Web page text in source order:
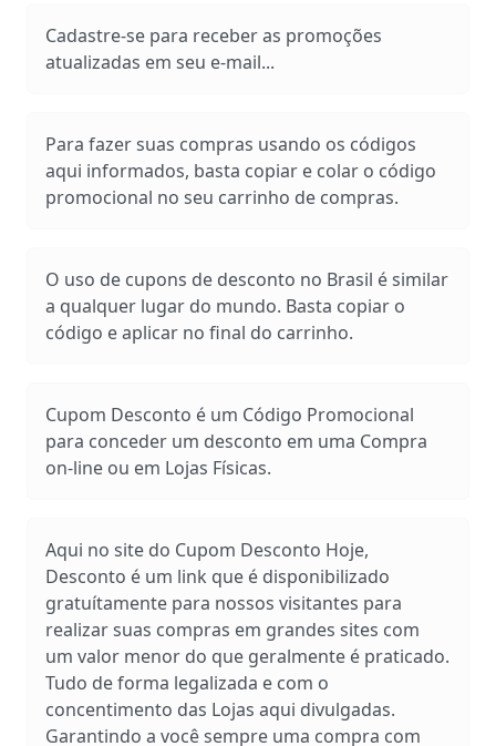
Cadastre-se para receber as promoções
atualizadas em seu e-mail...
Para fazer suas compras usando os códigos
aqui informados, basta copiar e colar o código
promocional no seu carrinho de compras.
O uso de cupons de desconto no Brasil é similar
a qualquer lugar do mundo. Basta copiar o
código e aplicar no final do carrinho.
Cupom Desconto é um Código Promocional
para conceder um desconto em uma Compra
on-line ou em Lojas Físicas.
Aqui no site do Cupom Desconto Hoje,
Desconto é um link que é disponibilizado
gratuítamente para nossos visitantes para
realizar suas compras em grandes sites com
um valor menor do que geralmente é praticado.
Tudo de forma legalizada e com o
concentimento das Lojas aqui divulgadas.
Garantindo a você sempre uma compra com